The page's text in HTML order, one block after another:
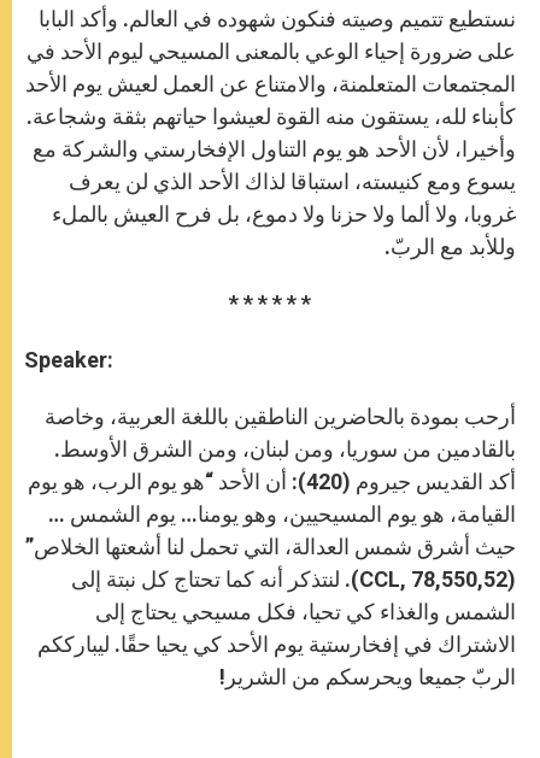
نستطيع تتميم وصيته ‏فنكون شهوده‏ ‏في العالم. وأكد البابا
على ضرورة إحياء الوعي بالمعنى المسيحي ليوم الأحد في
المجتمعات المتعلمنة،‏ ‏والامتناع ‏عن العمل لعيش يوم الأحد
كأبناء لله، يستقون منه القوة لعيشوا حياتهم بثقة وشجاعة.
وأخيرا، لأن ‏الأحد هو يوم التناول ‏الإفخارستي والشركة مع
يسوع ومع كنيسته، استباقا لذاك الأحد الذي لن يعرف
غروبا، ولا ألما ولا ‏حزنا ولا دموع‏، بل فرح العيش ‏بالملء
وللأبد مع الربّ.‏
* * * * * *
Speaker:
أرحب بمودة بالحاضرين الناطقين باللغة العربية، وخاصة
بالقادمين من سوريا، ومن لبنان، ومن ‏الشرق الأوسط.
أكد القديس ‏جيروم (420): أن الأحد “هو يوم الرب، هو يوم
القيامة، هو يوم المسيحيين، وهو ‏يومنا… يوم الشمس …
حيث أشرق شمس ‏العدالة، التي تحمل لنا أشعتها الخلاص”
‏‎(CCL, 78,550,52)‎‏. ‏لنتذكر أنه كما تحتاج كل نبتة إلى
الشمس والغذاء كي تحيا، ‏فكل مسيحي يحتاج إلى
الاشتراك في إفخارستية ‏يوم الأحد كي يحيا حقًا. ليبارككم
الربّ جميعا ويحرسكم من الشرير!‏ ‏